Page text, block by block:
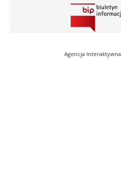
Agencja Interaktywna